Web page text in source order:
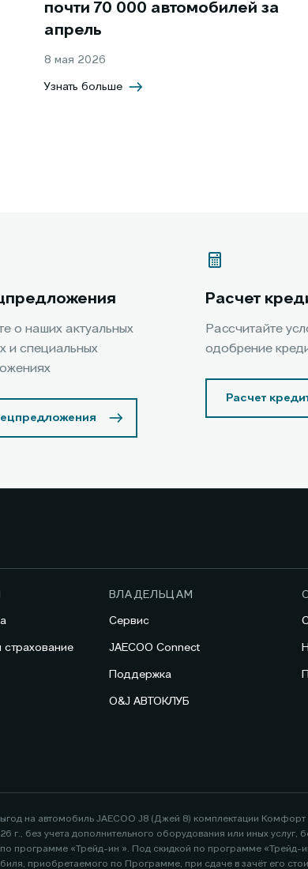
почти 70 000 автомобилей за
апрель
8 мая 2026
Узнать больше
о наших актуальных
и специальных
Расчет
Рассчитайте
одобрение
Расчет
страхование
ВЛАДЕЛЬЦАМ
Сервис
JAECOO Connect
Поддержка
O&J АВТОКЛУБ
на автомобиль JAECOO J8 (Джей 8) комплектации
г., без учета дополнительного оборудования или иных
программе «Трейд-ин ». Под скидкой по программе
приобретаемого по Программе, при сдаче в зачёт его